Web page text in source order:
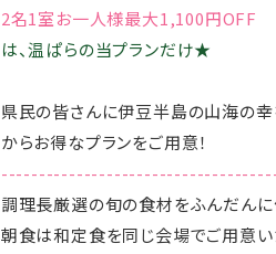
2名1室お一人様最大1,100円OFF
は、温ぱらの当プランだけ★
県民の皆さんに伊豆半島の山海の
からお得なプランをご用意！
調理長厳選の旬の食材をふんだんに
朝食は和定食を同じ会場でご用意い